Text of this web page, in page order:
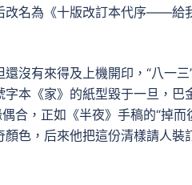
改名為《十版改訂本代序——給
沒有來得及上機開印，“八一
本《家》的紙型毀于一旦，巴
合，正如《半夜》手稿的“掉
色，后來他把這份清樣請人裝